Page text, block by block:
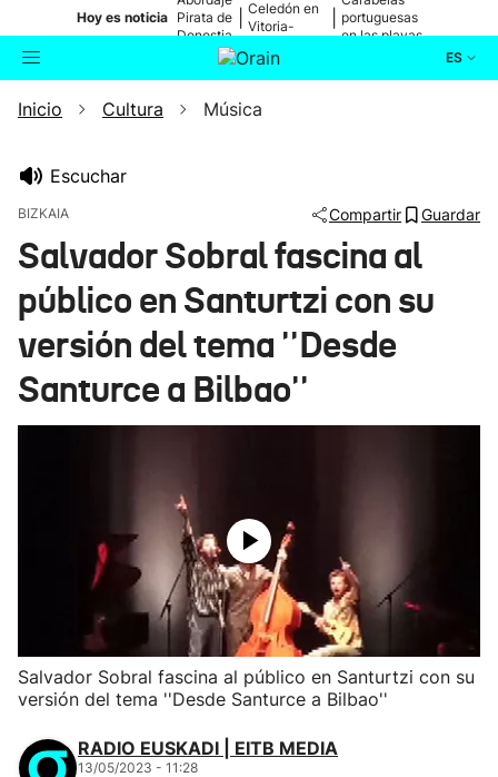
Hoy es noticia Pirata de
Donostia
Celedón en
Vitoria-
portuguesas
en las playas
ES
Buscador Actualidad
Ikusmiran
Eguraldia
Inicio Cultura Música
Escuchar
BIZKAIA Compartir Guardar
Salvador Sobral fascina al
público en Santurtzi con su
versión del tema ''Desde
Santurce a Bilbao''
Salvador Sobral fascina al público en Santurtzi con su
versión del tema ''Desde Santurce a Bilbao''
RADIO EUSKADI | EITB MEDIA
13/05/2023 - 11:28